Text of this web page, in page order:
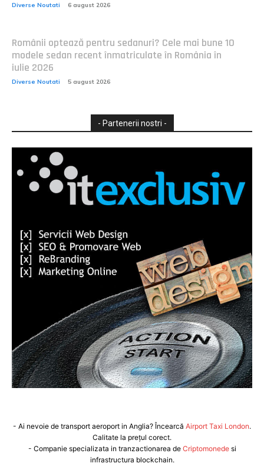
Diverse Noutati 6 august 2026
Românii optează pentru sedanuri? Cele mai bune 10
modele sedan recent înmatriculate în România în
iulie 2026
Diverse Noutati 5 august 2026
- Partenerii nostri -
- Ai nevoie de transport aeroport in Anglia? Încearcă Airport Taxi London.
Calitate la prețul corect.
- Companie specializata in tranzactionarea de Criptomonedesi
infrastructura blockchain.